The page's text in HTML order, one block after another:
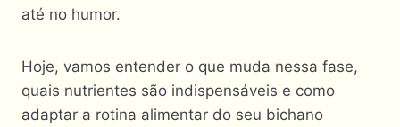
até no humor.
Hoje, vamos entender o que muda nessa fase,
quais nutrientes são indispensáveis e como
adaptar a rotina alimentar do seu bichano